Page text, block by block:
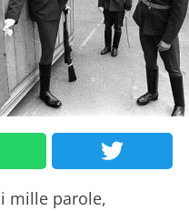
mille parole,